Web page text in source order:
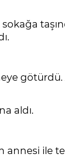
aldı.
annesi ile